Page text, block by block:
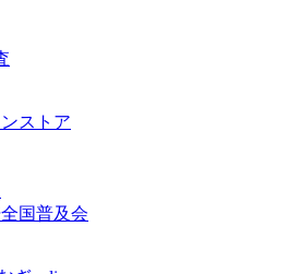
ストア
国普及会